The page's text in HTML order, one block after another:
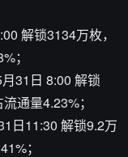
解锁3134万枚，
；
31日 8:00 解锁
通量4.23%；
日11:30 解锁9.2万
；